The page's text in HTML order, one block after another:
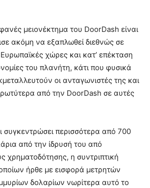
μειονέκτημα του DoorDash είναι
ακόμη να εξαπλωθεί διεθνώς σε
χώρες και κατ’ επέκταση
του πλανήτη, κάτι που φυσικά
οι ανταγωνιστές της και
από την DoorDash σε αυτές
συγκεντρώσει περισσότερα από 700
από την ίδρυσή του από
χρηματοδότησης, η συντριπτική
ήρθε με εισφορά μετρητών
δολαρίων νωρίτερα αυτό το